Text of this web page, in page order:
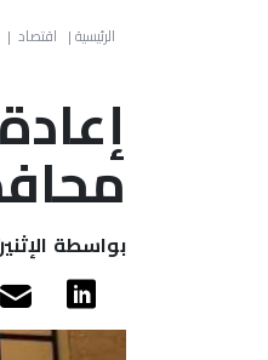
الرئيسية| اقتصاد |
بواسطة الإثنين 12 ديسمبر,